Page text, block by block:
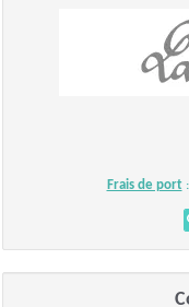
Frais de port: